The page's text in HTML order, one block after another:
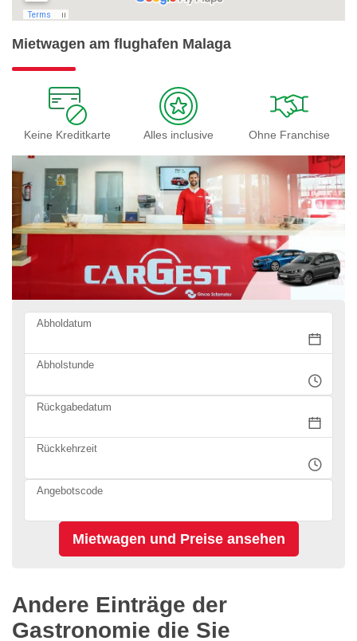
Mietwagen am flughafen Malaga
Keine Kreditkarte Alles inclusive Ohne Franchise
Abholdatum
Abholstunde
Rückgabedatum
Rückkehrzeit
Angebotscode
Andere Einträge der
Gastronomie die Sie